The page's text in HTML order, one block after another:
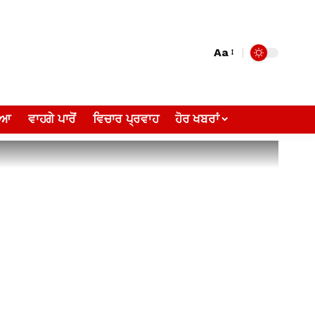
Aa
ਵਾਹਗੇ ਪਾਰੋਂ ਵਿਚਾਰ ਪ੍ਰਵਾਹ ਹੋਰ ਖਬਰਾਂ